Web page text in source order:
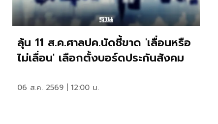
ลุ้น 11 ส.ค.ศาลปค.นัดชี้ขาด 'เลื่อนหรือ
ไม่เลื่อน' เลือกตั้งบอร์ดประกันสังคม
06 ส.ค. 2569 | 12:00 น.